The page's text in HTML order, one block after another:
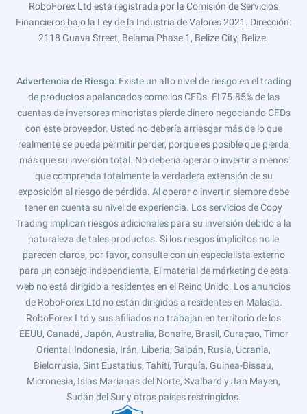
RoboForex Ltd está registrada por la Comisión de Servicios
Financieros bajo la Ley de la Industria de Valores 2021. Dirección:
2118 Guava Street, Belama Phase 1, Belize City, Belize.
Advertencia de Riesgo: Existe un alto nivel de riesgo en el trading
de productos apalancados como los CFDs. El 75.85% de las
cuentas de inversores minoristas pierde dinero negociando CFDs
con este proveedor. Usted no debería arriesgar más de lo que
realmente se pueda permitir perder, porque es posible que pierda
más que su inversión total. No debería operar o invertir a menos
que comprenda totalmente la verdadera extensión de su
exposición al riesgo de pérdida. Al operar o invertir, siempre debe
tener en cuenta su nivel de experiencia. Los servicios de Copy
Trading implican riesgos adicionales para su inversión debido a la
naturaleza de tales productos. Si los riesgos implícitos no le
parecen claros, por favor, consulte con un especialista externo
para un consejo independiente. El material de márketing de esta
web no está dirigido a residentes en el Reino Unido. Los anuncios
de RoboForex Ltd no están dirigidos a residentes en Malasia.
RoboForex Ltd y sus afiliados no trabajan en territorio de los
EEUU, Canadá, Japón, Australia, Bonaire, Brasil, Curaçao, Timor
Oriental, Indonesia, Irán, Liberia, Saipán, Rusia, Ucrania,
Bielorrusia, Sint Eustatius, Tahití, Turquía, Guinea-Bissau,
Micronesia, Islas Marianas del Norte, Svalbard y Jan Mayen,
Sudán del Sur y otros países restringidos.